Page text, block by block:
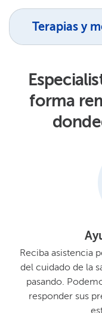
Terapias y
forma
Reciba asistencia
del cuidado de la
pasando.
responder sus